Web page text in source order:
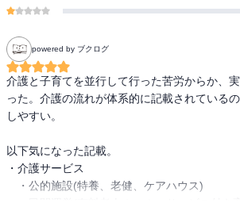
powered by ブクログ
介護と子育てを並行して行った苦労からか、
った。介護の流れが体系的に記載されている
しやすい。
以下気になった記載。
・介護サービス
・公的施設(特養、老健、ケアハウス)